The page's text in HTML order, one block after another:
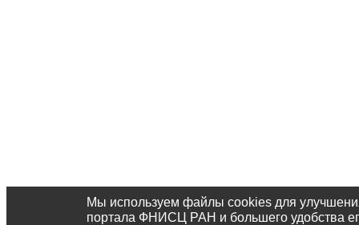
Мы используем файлы cookies для
портала ФНИСЦ РАН и большего удобства